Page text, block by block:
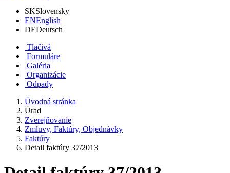
SKSlovensky
ENEnglish
DEDeutsch
Tlačivá
Formuláre
Galéria
Organizácie
Odpady
Úvodná stránka
Úrad
Zverejňovanie
Zmluvy, Faktúry, Objednávky
Faktúry
Detail faktúry 37/2013